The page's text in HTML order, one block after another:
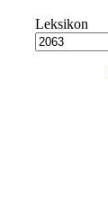
Leksikon